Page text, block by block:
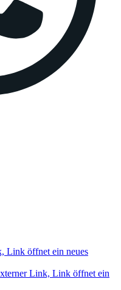
Link öffnet ein neues
Link, Link öffnet ein